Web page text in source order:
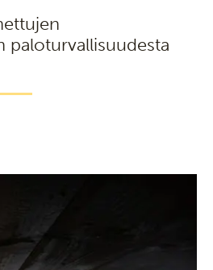
paloturvallisuudesta